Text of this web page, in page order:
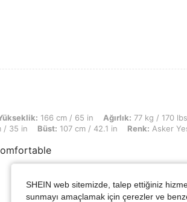
166 cm / 65 in, Ağırlık: 77 kg / 170 lbs, Vücut
166 cm / 65 in Ağırlık: 77 kg / 170 lbs
/ 35 in Büst: 107 cm / 42.1 in Renk: Asker
SHEIN web sitemizde, talep ettiğiniz
sunmayı amaçlamak için çerezler ve